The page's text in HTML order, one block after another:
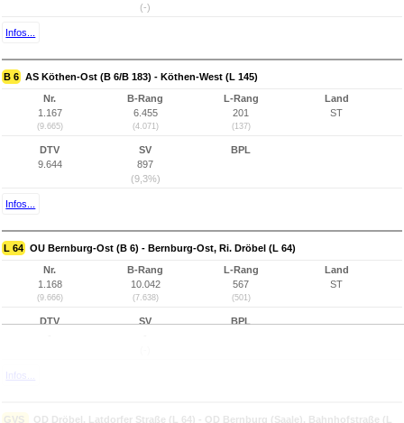
(-)
Infos...
B 6 AS Köthen-Ost (B 6/B 183) - Köthen-West (L 145)
Nr.
1.167
(9.665)
B-Rang
6.455
(4.071)
L-Rang
201
(137)
Land
ST
DTV
9.644
SV
897
(9,3%)
BPL
Infos...
L 64 OU Bernburg-Ost (B 6) - Bernburg-Ost, Ri. Dröbel (L 64)
Nr.
1.168
(9.666)
B-Rang
10.042
(7.638)
L-Rang
567
(501)
Land
ST
DTV
SV
BPL
Infos...
GVS OD Dröbel, Latdorfer Straße (L 64) - OD Bernburg (Saale), Bahnhofstraße (L